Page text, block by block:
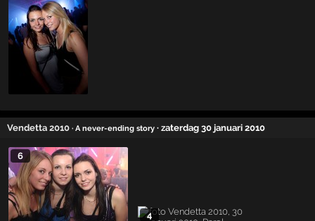
Vendetta 2010 · A never-ending story · zaterdag 30 januari 2010
6
4